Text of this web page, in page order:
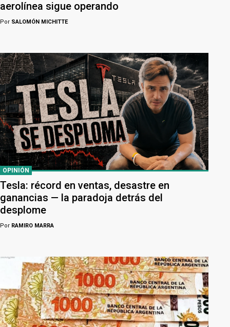
aerolínea sigue operando
Por SALOMÓN MICHITTE
OPINIÓN
Tesla: récord en ventas, desastre en
ganancias — la paradoja detrás del
desplome
Por RAMIRO MARRA